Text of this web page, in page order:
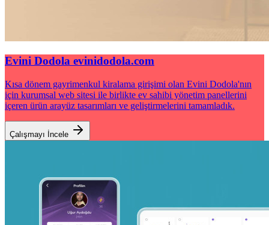
Evini Dodola evinidodola.com
Kısa dönem gayrimenkul kiralama girişimi olan Evini Dodola'nın
için kurumsal web sitesi ile birlikte ev sahibi yönetim panellerini
içeren ürün arayüz tasarımları ve geliştirmelerini tamamladık.
Çalışmayı İncele